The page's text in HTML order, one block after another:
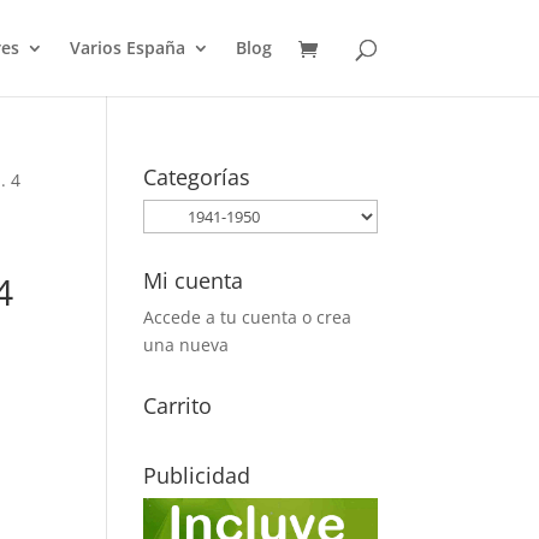
Varios España Blog
4 Categorías
Mi cuenta
Accede a tu cuenta o crea
una nueva
Carrito
Publicidad